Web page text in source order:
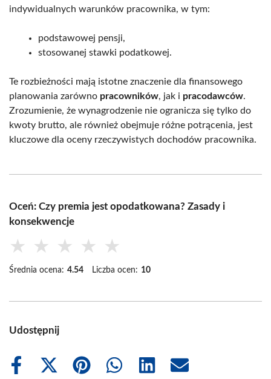
indywidualnych warunków pracownika, w tym:
podstawowej pensji,
stosowanej stawki podatkowej.
Te rozbieżności mają istotne znaczenie dla finansowego
planowania zarówno pracowników, jak i pracodawców.
Zrozumienie, że wynagrodzenie nie ogranicza się tylko do
kwoty brutto, ale również obejmuje różne potrącenia, jest
kluczowe dla oceny rzeczywistych dochodów pracownika.
Oceń: Czy premia jest opodatkowana? Zasady i
konsekwencje
★ ★ ★ ★ ★
Średnia ocena: 4.54 Liczba ocen: 10
Udostępnij
Share
Share
Share
Share
Share
Share